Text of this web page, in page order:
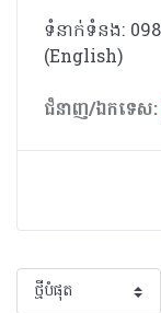
ទំនាក់ទំនង: 098
(English)
ជំនាញ/ឯកទេស: